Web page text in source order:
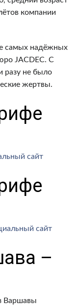
компании
самых надёжных
JACDEC. С
разу не было
жертвы.
сайт
сайт
–
Варшавы